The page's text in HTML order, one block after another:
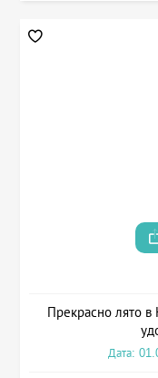
Прекрасно лято в
Дата: